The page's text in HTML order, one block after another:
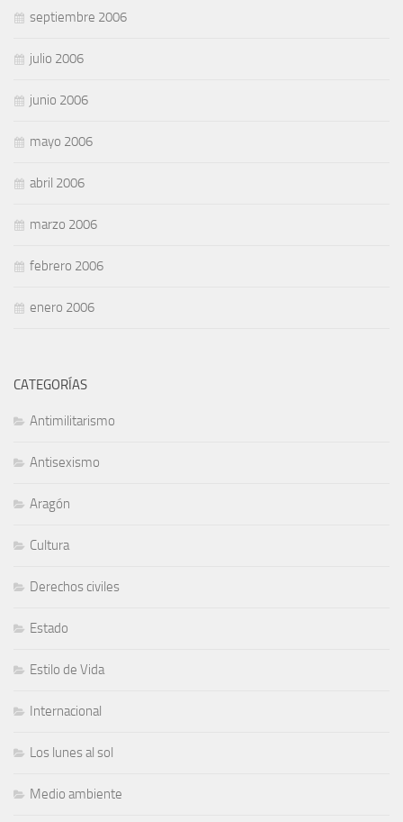
septiembre 2006
julio 2006
junio 2006
mayo 2006
abril 2006
marzo 2006
febrero 2006
enero 2006
CATEGORÍAS
Antimilitarismo
Antisexismo
Aragón
Cultura
Derechos civiles
Estado
Estilo de Vida
Internacional
Los lunes al sol
Medio ambiente